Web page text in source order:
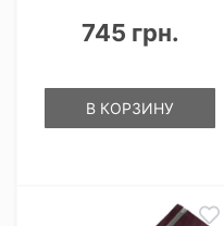
745 грн.
В КОРЗИНУ